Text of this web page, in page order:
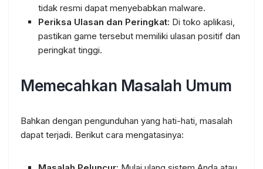
tidak resmi dapat menyebabkan malware.
Periksa Ulasan dan Peringkat: Di toko aplikasi,
pastikan game tersebut memiliki ulasan positif dan
peringkat tinggi.
Memecahkan Masalah Umum
Bahkan dengan pengunduhan yang hati-hati, masalah
dapat terjadi. Berikut cara mengatasinya: